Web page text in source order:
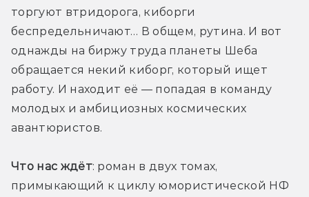
торгуют втридорога, киборги
беспредельничают… В общем, рутина. И вот
однажды на биржу труда планеты Шеба
обращается некий киборг, который ищет
работу. И находит её — попадая в команду
молодых и амбициозных космических
авантюристов.
Что нас ждёт: роман в двух томах,
примыкающий к циклу юмористической НФ